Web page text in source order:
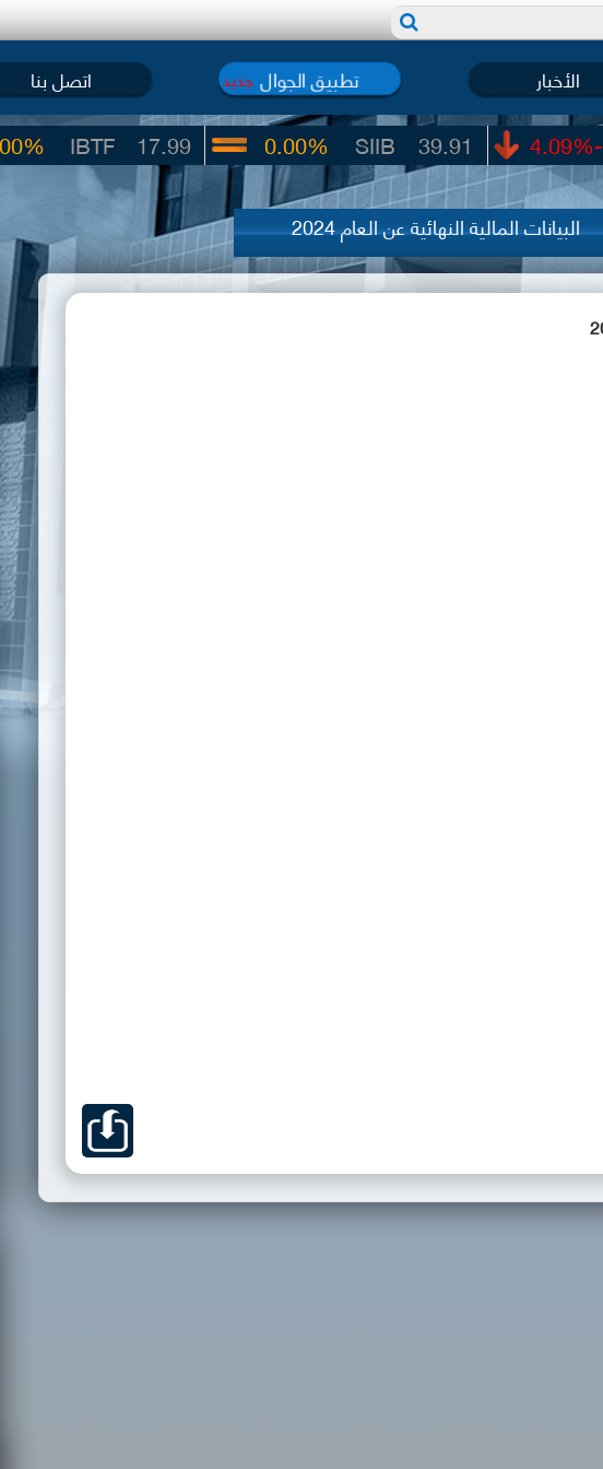
الأخبار تطبيق الجوال جديد اتصل بنا
17.99 39.91
SIIB
0.00% AVOC
البيانات المالية النهائية عن العام 2024